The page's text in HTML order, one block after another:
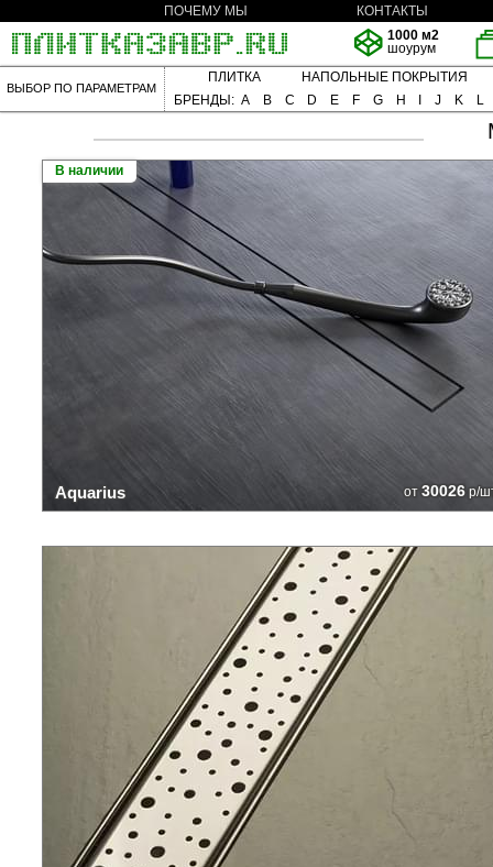
ПОЧЕМУ МЫ
КОНТАКТЫ
1000 м2
шоурум
ВЫБОР ПО ПАРАМЕТРАМ
ПЛИТКА
НАПОЛЬНЫЕ ПОКРЫТИЯ
БРЕНДЫ: A B C D E F G H J K L
В наличии
Aquarius от 30026 р/